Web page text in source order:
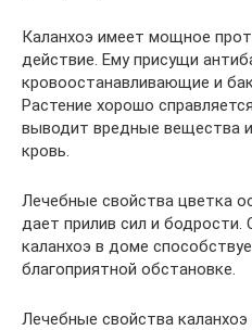
Каланхоэ имеет мощное
действие. Ему присущи
кровоостанавливающие и
Растение хорошо
выводит вредные вещества
кровь.
Лечебные свойства цветка
дает прилив сил и бодрости.
каланхоэ в доме
благоприятной обстановке.
Лечебные свойства